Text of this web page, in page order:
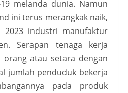
melanda dunia. Namun
ini terus merangkak naik,
2023 industri manufaktur
Serapan tenaga kerja
orang atau setara dengan
jumlah penduduk bekerja
pada produk